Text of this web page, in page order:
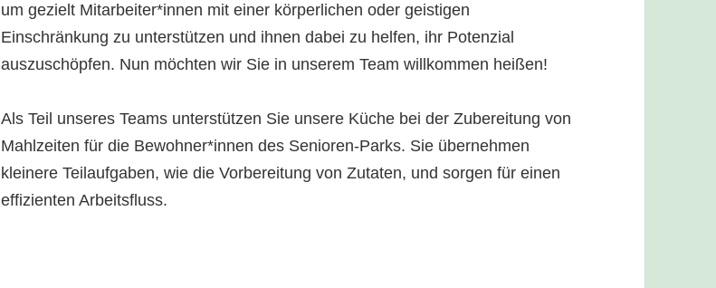
um gezielt Mitarbeiter*innen mit einer körperlichen oder geistigen
Einschränkung zu unterstützen und ihnen dabei zu helfen, ihr Potenzial
auszuschöpfen. Nun möchten wir Sie in unserem Team willkommen heißen!
Als Teil unseres Teams unterstützen Sie unsere Küche bei der Zubereitung von
Mahlzeiten für die Bewohner*innen des Senioren-Parks. Sie übernehmen
kleinere Teilaufgaben, wie die Vorbereitung von Zutaten, und sorgen für einen
effizienten Arbeitsfluss.